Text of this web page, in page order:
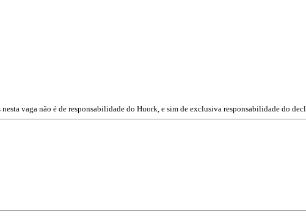
nesta vaga não é de responsabilidade do Huork, e sim de exclusiva responsabilidade do